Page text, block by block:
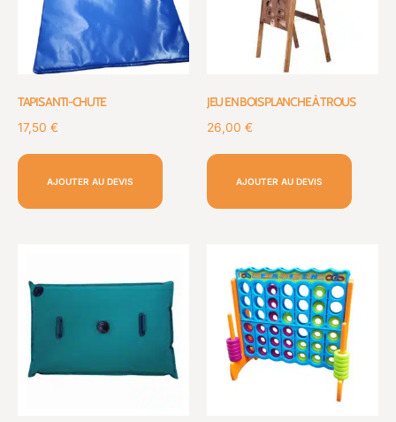
TAPIS ANTI-CHUTE
17,50 €
AJOUTER AU DEVIS
JEU EN BOIS PLANCHE À TROUS
26,00 €
AJOUTER AU DEVIS